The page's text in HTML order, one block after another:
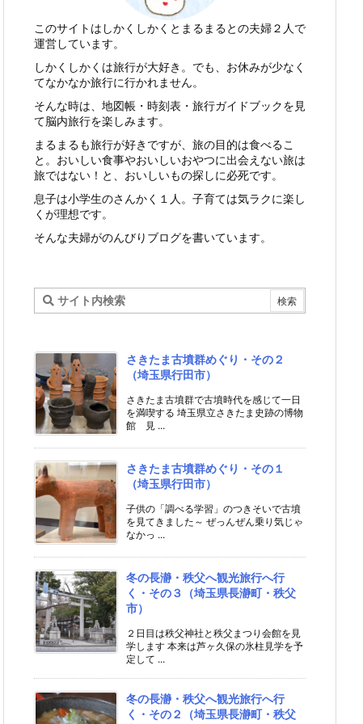
このサイトはしかくしかくとまるまるとの夫婦２人で
運営しています。
しかくしかくは旅行が大好き。でも、お休みが少なく
てなかなか旅行に行かれません。
そんな時は、地図帳・時刻表・旅行ガイドブックを見
て脳内旅行を楽しみます。
まるまるも旅行が好きですが、旅の目的は食べるこ
と。おいしい食事やおいしいおやつに出会えない旅は
旅ではない！と、おいしいもの探しに必死です。
息子は小学生のさんかく１人。子育ては気ラクに楽し
くが理想です。
そんな夫婦がのんびりブログを書いています。
さきたま古墳群めぐり・その２
（埼玉県行田市）
さきたま古墳群で古墳時代を感じて一日
を満喫する 埼玉県立さきたま史跡の博物
館 見 ...
さきたま古墳群めぐり・その１
（埼玉県行田市）
子供の「調べる学習」のつきそいで古墳
を見てきました～ ぜっんぜん乗り気じゃ
なかっ ...
冬の長瀞・秩父へ観光旅行へ行
く・その３（埼玉県長瀞町・秩父
市）
２日目は秩父神社と秩父まつり会館を見
学します 本来は芦ヶ久保の氷柱見学を予
定して ...
冬の長瀞・秩父へ観光旅行へ行
く・その２（埼玉県長瀞町・秩父